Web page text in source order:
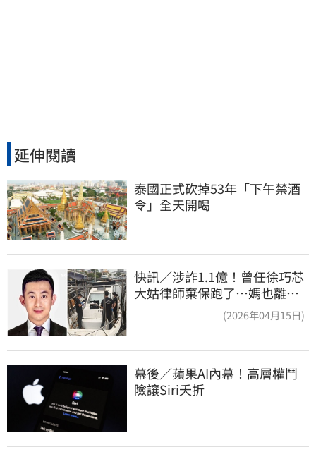
延伸閱讀
泰國正式砍掉53年「下午禁酒
令」全天開喝
快訊／涉詐1.1億！曾任徐巧芯
大姑律師棄保跑了…媽也離
(2026年04月15日)
幕後／蘋果AI內幕！高層權鬥
險讓Siri夭折